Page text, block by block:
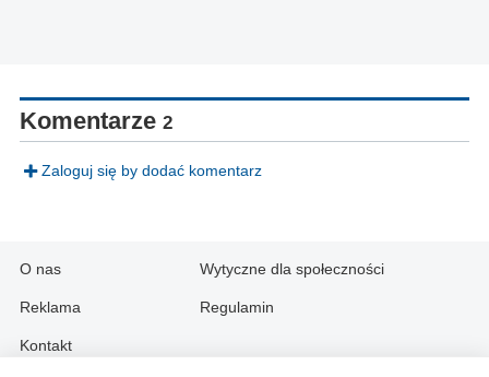
Komentarze 2
Zaloguj się by dodać komentarz
O nas
Reklama
Kontakt
Wytyczne dla społeczności
Regulamin